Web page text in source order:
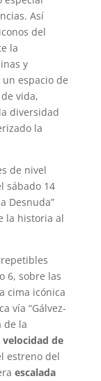
Así
del
la
y
espacio de
vida,
diversidad
la
de nivel
sábado 14
Desnuda”
la historia al
6, sobre las
cima icónica
vía “Gálvez-
de la
de
estreno del
escalada